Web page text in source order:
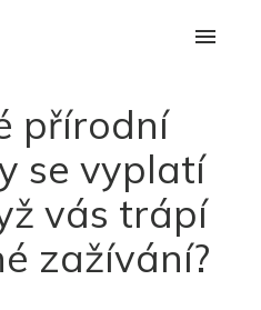
přírodní
se vyplatí
vás trápí
zažívání?